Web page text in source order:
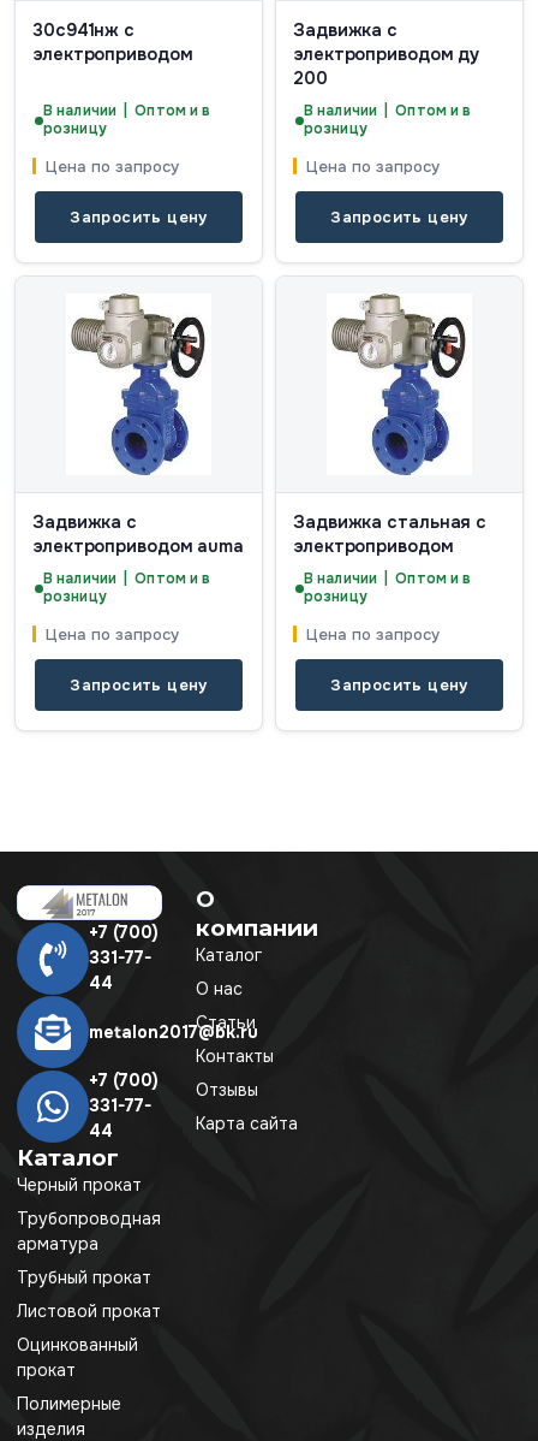
30с941нж с
электроприводом
В наличии | Оптом и в
розницу
Цена по запросу
Запросить цену
Задвижка с
электроприводом ду
200
В наличии | Оптом и в
розницу
Цена по запросу
Запросить цену
Задвижка с
электроприводом auma
В наличии | Оптом и в
розницу
Цена по запросу
Запросить цену
Задвижка стальная с
электроприводом
В наличии | Оптом и в
розницу
Цена по запросу
Запросить цену
+7 (700)
331-77-
44
metalon2017@bk.ru
+7 (700)
331-77-
44
Каталог
Черный прокат
Трубопроводная
арматура
Трубный прокат
Листовой прокат
Оцинкованный
прокат
Полимерные
изделия
О
компании
Каталог
О нас
Статьи
Контакты
Отзывы
Карта сайта